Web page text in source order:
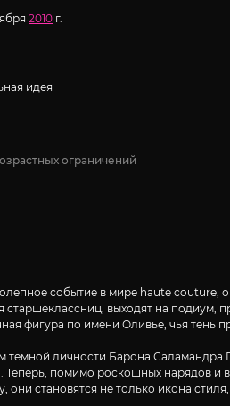
2010 г.
идея
ограничений
событие в мире haute
выходят на
фигура по имени Оливье, чья
личности Барона Саламандра
помимо роскошных нарядов
становятся не только икона